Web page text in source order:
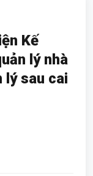
Kế
lý nhà
lý sau cai